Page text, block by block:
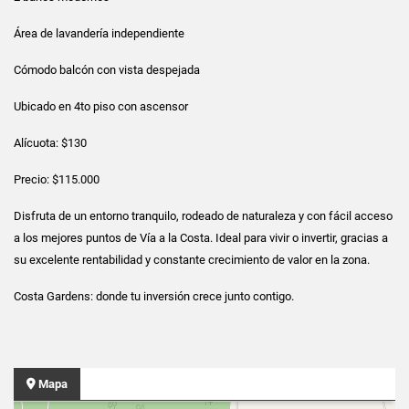
Área de lavandería independiente
Cómodo balcón con vista despejada
Ubicado en 4to piso con ascensor
Alícuota: $130
Precio: $115.000
Disfruta de un entorno tranquilo, rodeado de naturaleza y con fácil acceso
a los mejores puntos de Vía a la Costa. Ideal para vivir o invertir, gracias a
su excelente rentabilidad y constante crecimiento de valor en la zona.
Costa Gardens: donde tu inversión crece junto contigo.
Mapa